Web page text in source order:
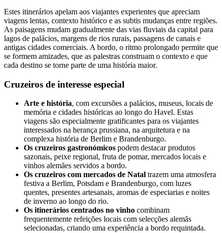
Estes itinerários apelam aos viajantes experientes que apreciam
viagens lentas, contexto histórico e as subtis mudanças entre regiões.
As paisagens mudam gradualmente das vias fluviais da capital para
lagos de palácios, margens de rios rurais, passagens de canais e
antigas cidades comerciais. A bordo, o ritmo prolongado permite que
se formem amizades, que as palestras construam o contexto e que
cada destino se torne parte de uma história maior.
Cruzeiros de interesse especial
Arte e história, com excursões a palácios, museus, locais de
memória e cidades históricas ao longo do Havel. Estas
viagens são especialmente gratificantes para os viajantes
interessados na herança prussiana, na arquitetura e na
complexa história de Berlim e Brandenburgo.
Os cruzeiros gastronómicos podem destacar produtos
sazonais, peixe regional, fruta de pomar, mercados locais e
vinhos alemães servidos a bordo.
Os cruzeiros com mercados de Natal trazem uma atmosfera
festiva a Berlim, Potsdam e Brandenburgo, com luzes
quentes, presentes artesanais, aromas de especiarias e noites
de inverno ao longo do rio.
Os itinerários centrados no vinho combinam
frequentemente refeições locais com selecções alemãs
selecionadas, criando uma experiência a bordo requintada.